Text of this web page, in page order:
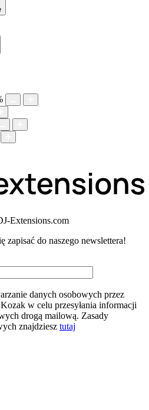
Extensions.com
zapisać do naszego newslettera!
danych osobowych przez
w celu przesyłania informacji
drogą mailową. Zasady
znajdziesz tutaj